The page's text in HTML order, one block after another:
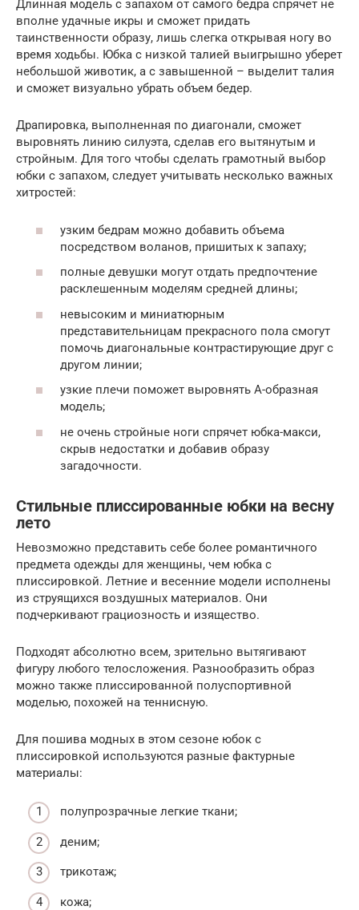
Длинная модель с запахом от самого бедра спрячет не
вполне удачные икры и сможет придать
таинственности образу, лишь слегка открывая ногу во
время ходьбы. Юбка с низкой талией выигрышно уберет
небольшой животик, а с завышенной – выделит талия
и сможет визуально убрать объем бедер.
Драпировка, выполненная по диагонали, сможет
выровнять линию силуэта, сделав его вытянутым и
стройным. Для того чтобы сделать грамотный выбор
юбки с запахом, следует учитывать несколько важных
хитростей:
узким бедрам можно добавить объема
посредством воланов, пришитых к запаху;
полные девушки могут отдать предпочтение
расклешенным моделям средней длины;
невысоким и миниатюрным
представительницам прекрасного пола смогут
помочь диагональные контрастирующие друг с
другом линии;
узкие плечи поможет выровнять А-образная
модель;
не очень стройные ноги спрячет юбка-макси,
скрыв недостатки и добавив образу
загадочности.
Стильные плиссированные юбки на весну
лето
Невозможно представить себе более романтичного
предмета одежды для женщины, чем юбка с
плиссировкой. Летние и весенние модели исполнены
из струящихся воздушных материалов. Они
подчеркивают грациозность и изящество.
Подходят абсолютно всем, зрительно вытягивают
фигуру любого телосложения. Разнообразить образ
можно также плиссированной полуспортивной
моделью, похожей на теннисную.
Для пошива модных в этом сезоне юбок с
плиссировкой используются разные фактурные
материалы:
полупрозрачные легкие ткани;
деним;
трикотаж;
кожа;